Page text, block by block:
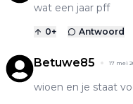
wat een jaar pff
0+ Antwoord
Betuwe85 17 mei
wioen en je staat